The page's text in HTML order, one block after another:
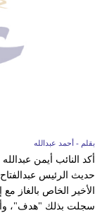
بقلم - أحمد عبدالله
أكد النائب أيمن
حديث الرئيس
الأخير الخاص بالغاز
سجلت بذلك "هدف"،